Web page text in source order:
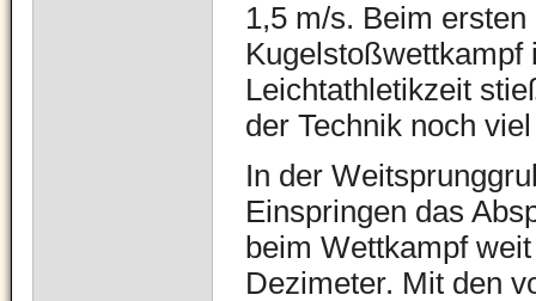
1,5 m/s. Beim ersten
Kugelstoßwettkampf
Leichtathletikzeit
der Technik noch
In der
Einspringen das
beim Wettkampf
Dezimeter. Mit den